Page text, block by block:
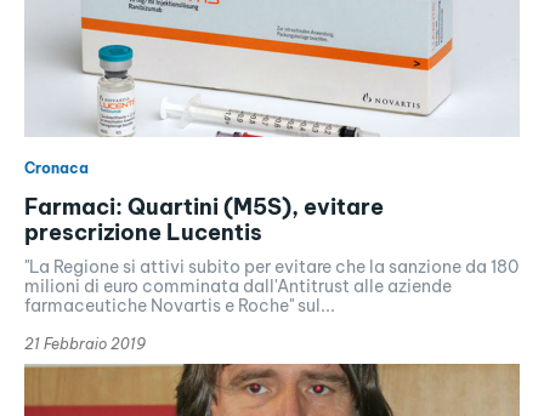
Cronaca
Farmaci: Quartini (M5S), evitare
prescrizione Lucentis
"La Regione si attivi subito per evitare che la sanzione da 180
milioni di euro comminata dall'Antitrust alle aziende
farmaceutiche Novartis e Roche" sul...
21 Febbraio 2019